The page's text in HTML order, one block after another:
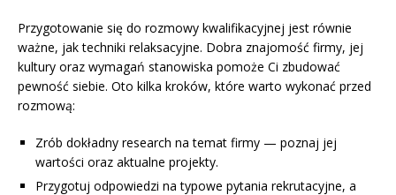
Przygotowanie się do rozmowy kwalifikacyjnej jest równie
ważne, jak techniki relaksacyjne. Dobra znajomość firmy, jej
kultury oraz wymagań stanowiska pomoże Ci zbudować
pewność siebie. Oto kilka kroków, które warto wykonać przed
rozmową:
Zrób dokładny research na temat firmy — poznaj jej
wartości oraz aktualne projekty.
Przygotuj odpowiedzi na typowe pytania rekrutacyjne, a